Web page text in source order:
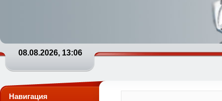
08.08.2026, 13:06
Навигация